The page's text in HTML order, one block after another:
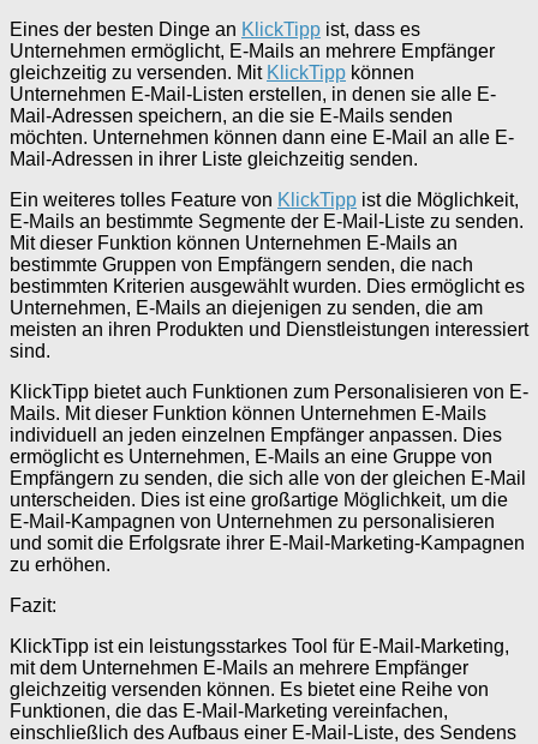
Eines der besten Dinge an KlickTipp ist, dass es
Unternehmen ermöglicht, E-Mails an mehrere Empfänger
gleichzeitig zu versenden. Mit KlickTipp können
Unternehmen E-Mail-Listen erstellen, in denen sie alle E-
Mail-Adressen speichern, an die sie E-Mails senden
möchten. Unternehmen können dann eine E-Mail an alle E-
Mail-Adressen in ihrer Liste gleichzeitig senden.
Ein weiteres tolles Feature von KlickTipp ist die Möglichkeit,
E-Mails an bestimmte Segmente der E-Mail-Liste zu senden.
Mit dieser Funktion können Unternehmen E-Mails an
bestimmte Gruppen von Empfängern senden, die nach
bestimmten Kriterien ausgewählt wurden. Dies ermöglicht es
Unternehmen, E-Mails an diejenigen zu senden, die am
meisten an ihren Produkten und Dienstleistungen interessiert
sind.
KlickTipp bietet auch Funktionen zum Personalisieren von E-
Mails. Mit dieser Funktion können Unternehmen E-Mails
individuell an jeden einzelnen Empfänger anpassen. Dies
ermöglicht es Unternehmen, E-Mails an eine Gruppe von
Empfängern zu senden, die sich alle von der gleichen E-Mail
unterscheiden. Dies ist eine großartige Möglichkeit, um die
E-Mail-Kampagnen von Unternehmen zu personalisieren
und somit die Erfolgsrate ihrer E-Mail-Marketing-Kampagnen
zu erhöhen.
Fazit:
KlickTipp ist ein leistungsstarkes Tool für E-Mail-Marketing,
mit dem Unternehmen E-Mails an mehrere Empfänger
gleichzeitig versenden können. Es bietet eine Reihe von
Funktionen, die das E-Mail-Marketing vereinfachen,
einschließlich des Aufbaus einer E-Mail-Liste, des Sendens